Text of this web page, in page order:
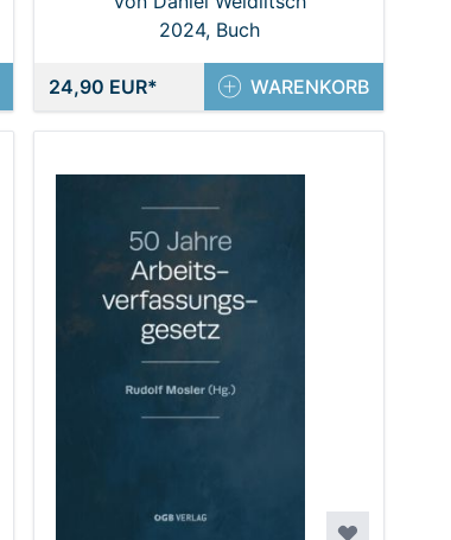
2024, Buch
24,90 EUR WARENKORB